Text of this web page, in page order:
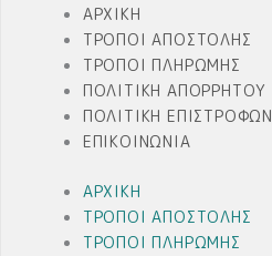
ΑΡΧΙΚΉ
ΤΡΌΠΟΙ ΑΠΟΣΤΟΛΉΣ
ΤΡΌΠΟΙ ΠΛΗΡΩΜΉΣ
ΠΟΛΙΤΙΚΉ ΑΠΟΡΡΉΤΟΥ
ΠΟΛΙΤΙΚΉ ΕΠΙΣΤΡΟΦΏΝ
ΕΠΙΚΟΙΝΩΝΊΑ
ΑΡΧΙΚΉ
ΤΡΌΠΟΙ ΑΠΟΣΤΟΛΉΣ
ΤΡΌΠΟΙ ΠΛΗΡΩΜΉΣ